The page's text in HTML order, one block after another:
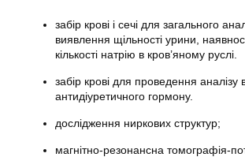
забір крові і сечі для загального
виявлення щільності урини,
кількості натрію в кров’яному руслі.
забір крові для проведення аналізу
антидіуретичного гормону.
дослідження ниркових структур;
магнітно-резонансна томографія-